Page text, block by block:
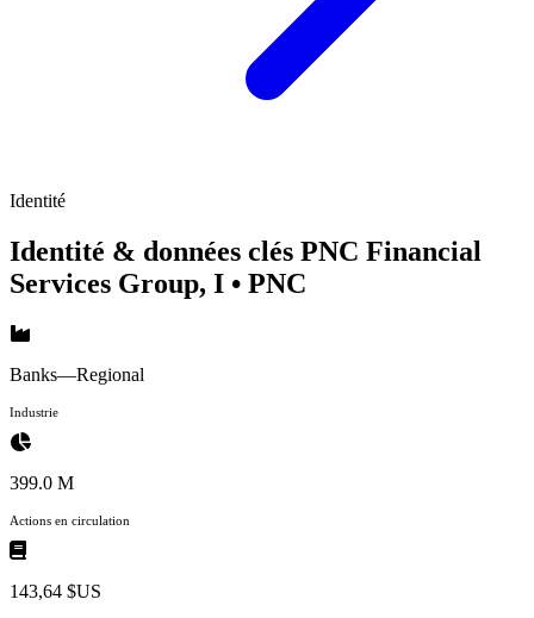
Identité
Identité & données clés PNC Financial
Services Group, I • PNC
Banks—Regional
Industrie
399.0 M
Actions en circulation
143,64 $US